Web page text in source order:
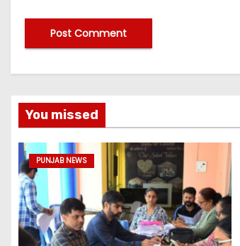
You missed
PUNJAB NEWS